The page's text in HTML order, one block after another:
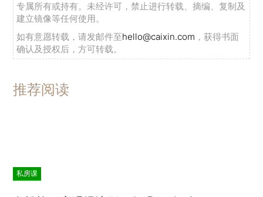
专属所有或持有。未经许可，禁止进行转载、摘编、复制及
建立镜像等任何使用。
如有意愿转载，请发邮件至hello@caixin.com ，获得书面
确认及授权后，方可转载。
推荐阅读
私房课